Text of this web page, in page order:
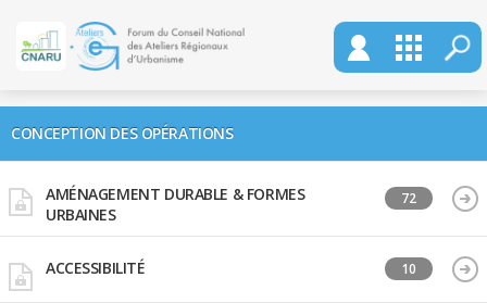
CONCEPTION DES OPÉRATIONS
AMÉNAGEMENT DURABLE & FORMES
URBAINES
72
ACCESSIBILITÉ 10